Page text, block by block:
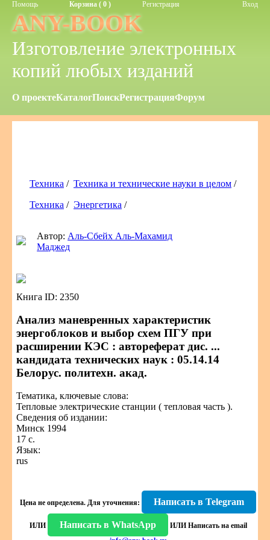
Помощь Корзина ( 0 ) Регистрация Вход
ANY-BOOK
Изготовление электронных
копий любых изданий
О проектеКаталогПоискРегистрацияФорум
Техника / Техника и технические науки в целом /
Техника / Энергетика /
Автор: Аль-Сбейх Аль-Махамид
Маджед
Книга ID: 2350
Анализ маневренных характеристик
энергоблоков и выбор схем ПГУ при
расширении КЭС : автореферат дис. ...
кандидата технических наук : 05.14.14
Белорус. политехн. акад.
Тематика, ключевые слова:
Тепловые электрические станции ( тепловая часть ).
Сведения об издании:
Минск 1994
17 с.
Язык:
rus
Цена не определена. Для уточнения: Написать в Telegram
ИЛИ Написать в WhatsApp ИЛИ Написать на email